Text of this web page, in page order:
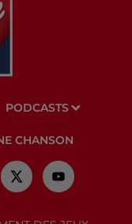
PODCASTS
CHANSON